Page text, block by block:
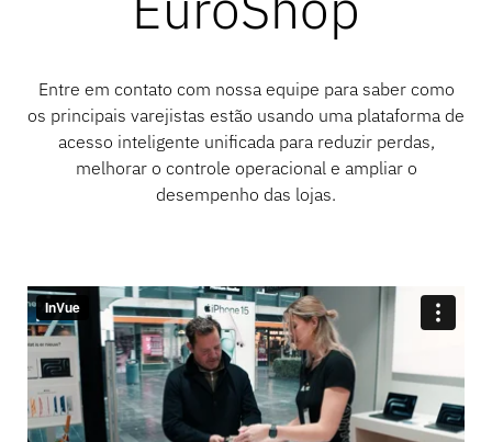
Entre em contato com nossa equipe para saber como
os principais varejistas estão usando uma plataforma de
acesso inteligente unificada para reduzir perdas,
melhorar o controle operacional e ampliar o
desempenho das lojas.